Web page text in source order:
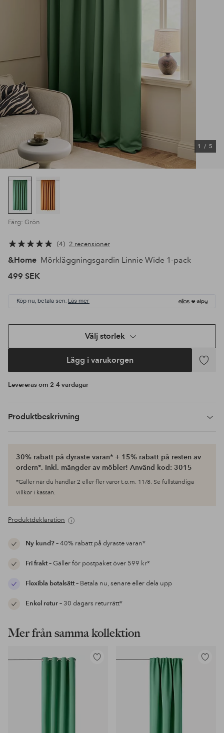
1 / 5
Färg: Grön
4 2 recensioner
&Home Mörkläggningsgardin Linnie Wide 1-pack
499 SEK
Köp nu, betala sen. Läs mer
Välj storlek
Lägg i varukorgen
Lägg
Levereras om 2-4 vardagar
Produktbeskrivning
30% rabatt på dyraste varan* + 15% rabatt på resten av
ordern*. Inkl. mängder av möbler! Använd kod: 3015
*Gäller när du handlar 2 eller fler varor t.o.m. 11/8. Se fullständiga
villkor i kassan.
Produktdeklaration
Ny kund?– 40% rabatt på dyraste varan*
Fri frakt– Gäller för postpaket över 599 kr*
Flexibla betalsätt– Betala nu, senare eller dela upp
Enkel retur– 30 dagars returrätt*
Mer från samma kollektion
Lägg
Lägg